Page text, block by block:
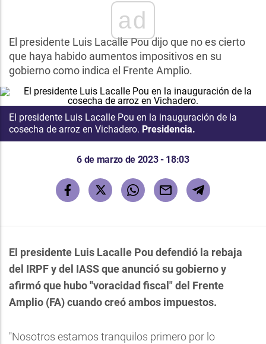
ad
El presidente Luis Lacalle Pou dijo que no es cierto
que haya habido aumentos impositivos en su
gobierno como indica el Frente Amplio.
El presidente Luis Lacalle Pou en la inauguración de la
cosecha de arroz en Vichadero. Presidencia.
6 de marzo de 2023 - 18:03
El presidente Luis Lacalle Pou defendió la rebaja
del IRPF y del IASS que anunció su gobierno y
afirmó que hubo "voracidad fiscal" del Frente
Amplio (FA) cuando creó ambos impuestos.
"Nosotros estamos tranquilos primero por lo